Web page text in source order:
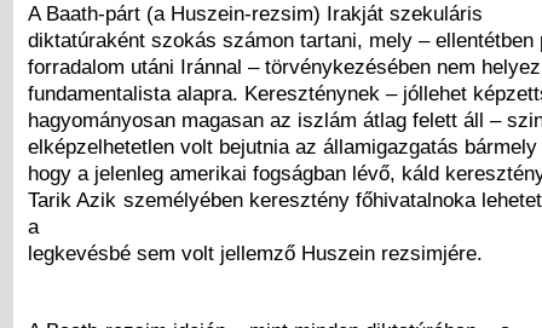
A Baath-párt (a Huszein-rezsim) Irakját szekuláris
diktatúraként szokás számon tartani, mely – ellentétben
forradalom utáni Iránnal – törvénykezésében nem
fundamentalista alapra. Kereszténynek – jóllehet
hagyományosan magasan az iszlám átlag felett áll –
elképzelhetetlen volt bejutnia az államigazgatás
hogy a jelenleg amerikai fogságban lévő, káld
Tarik Azik személyében keresztény főhivatalnoka
a
legkevésbé sem volt jellemző Huszein rezsimjére.